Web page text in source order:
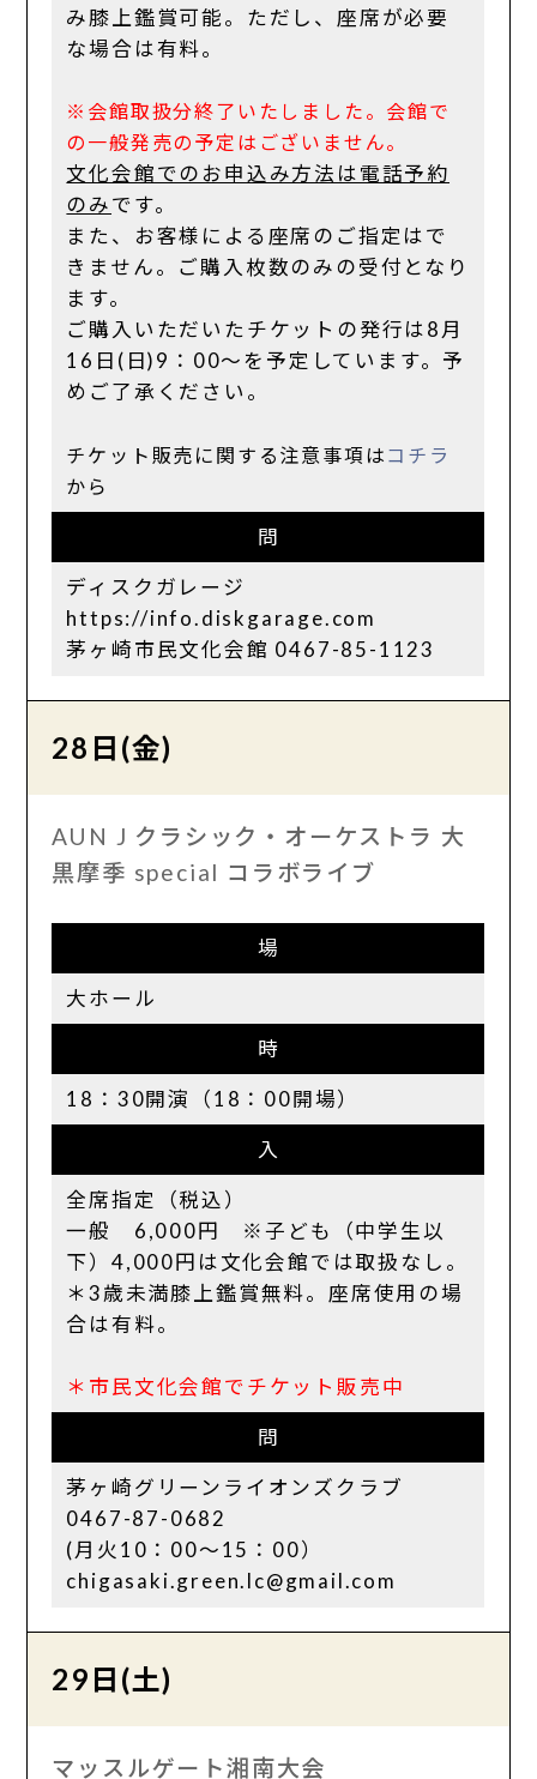
み膝上鑑賞可能。ただし、座席が必要
な場合は有料。
※会館取扱分終了いたしました。会館で
の一般発売の予定はございません。
文化会館でのお申込み方法は電話予約
のみです。
また、お客様による座席のご指定はで
きません。ご購入枚数のみの受付となり
ます。
ご購入いただいたチケットの発行は8月
16日(日)9：00～を予定しています。予
めご了承ください。
チケット販売に関する注意事項は コチラ
から
問
ディスクガレージ
https://info.diskgarage.com
茅ヶ崎市民文化会館 0467-85-1123
28日(金)
AUN J クラシック・オーケストラ 大
黒摩季 special コラボライブ
場
大ホール
時
18：30開演（18：00開場）
入
全席指定（税込）
一般 6,000円 ※子ども（中学生以
下）4,000円は文化会館では取扱なし。
＊3歳未満膝上鑑賞無料。座席使用の場
合は有料。
＊市民文化会館でチケット販売中
問
茅ヶ崎グリーンライオンズクラブ
0467-87-0682
(月火10：00～15：00）
chigasaki.green.lc@gmail.com
29日(土)
マッスルゲート湘南大会